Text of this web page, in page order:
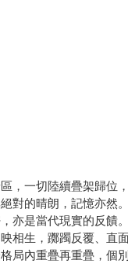
，一切陸續疊架歸位
的晴朗，記憶亦然
亦是當代現實的反饋
相生，躑躅反覆、直
局內重疊再重疊，個